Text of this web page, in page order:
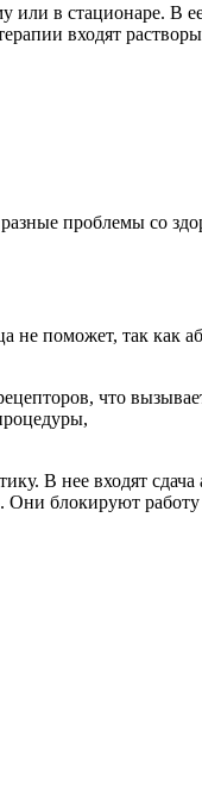
или в стационаре.
входят
проблемы со
поможет, так как
что
В нее входят
Они блокируют